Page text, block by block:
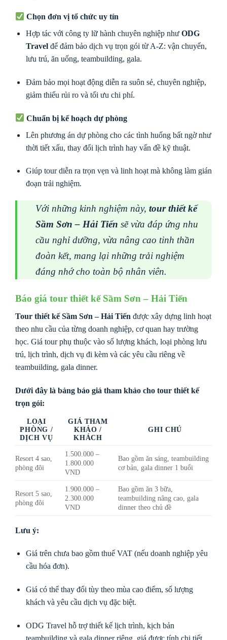
Chọn đơn vị tổ chức uy tín
Hợp tác với công ty lữ hành chuyên nghiệp như ODG
Travelđể đảm bảo dịch vụ trọn gói từ A-Z: vận chuyển,
lưu trú, ăn uống, teambuilding, gala.
Đảm bảo mọi hoạt động diễn ra suôn sẻ, chuyên nghiệp,
giảm thiểu rủi ro và tối ưu chi phí.
Chuẩn bị kế hoạch dự phòng
Lên phương án dự phòng cho các tình huống bất ngờ như
thời tiết xấu, thay đổi lịch trình hay vấn đề kỹ thuật.
Giúp tour diễn ra trọn vẹn và linh hoạt mà không làm gián
đoạn trải nghiệm.
Với những kinh nghiệm này, tour thiết kế
Sầm Sơn – Hải Tiến sẽ vừa đáp ứng nhu
cầu nghỉ dưỡng, vừa nâng cao tinh thần
đoàn kết, mang lại những trải nghiệm
đáng nhớ cho toàn bộ nhân viên.
Báo giá tour thiết kế Sầm Sơn – Hải Tiến
Tour thiết kế Sầm Sơn – Hải Tiến được xây dựng linh hoạt
theo nhu cầu của từng doanh nghiệp, cơ quan hay trường
học. Giá tour phụ thuộc vào số lượng khách, loại phòng lưu
trú, lịch trình, dịch vụ đi kèm và các yêu cầu riêng về
teambuilding, gala dinner.
Dưới đây là bảng báo giá tham khảo cho tour thiết kế
trọn gói:
LOẠI
PHÒNG /
DỊCH VỤ
GIÁ THAM
KHẢO /
KHÁCH
GHI CHÚ
Resort 4 sao,
phòng đôi
1.500.000 –
1.800.000
VND
Bao gồm ăn sáng, teambuilding
cơ bản, gala dinner 1 buổi
Resort 5 sao,
phòng đôi
1.900.000 –
2.300.000
VND
Bao gồm ăn 3 bữa,
teambuilding nâng cao, gala
dinner theo chủ đề
Lưu ý:
Giá trên chưa bao gồm thuế VAT (nếu doanh nghiệp yêu
cầu hóa đơn).
Giá có thể thay đổi tùy theo mùa cao điểm, số lượng
khách và yêu cầu dịch vụ đặc biệt.
ODG Travel hỗ trợ thiết kế lịch trình, kịch bản
teambuilding và gala dinner riêng, giá được tính chi tiết